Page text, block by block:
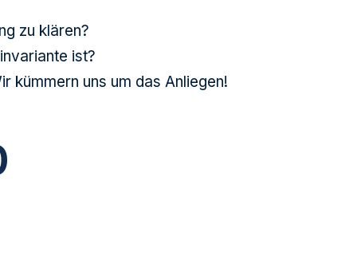
zu klären?
ist?
kümmern uns um das Anliegen!